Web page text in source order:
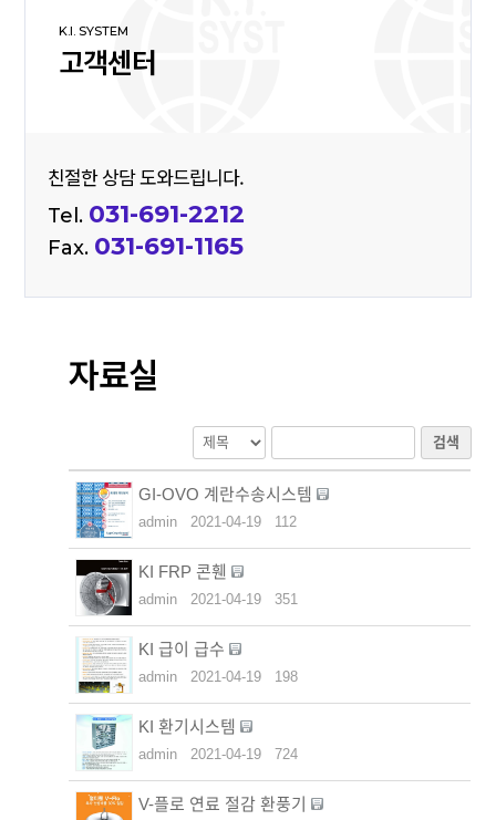
K.I. SYSTEM
고객센터
친절한 상담 도와드립니다.
Tel. 031-691-2212
Fax. 031-691-1165
자료실
검색
GI-OVO 계란수송시스템
admin 2021-04-19 112
KI FRP 콘휀
admin 2021-04-19 351
KI 급이 급수
admin 2021-04-19 198
KI 환기시스템
admin 2021-04-19 724
V-플로 연료 절감 환풍기